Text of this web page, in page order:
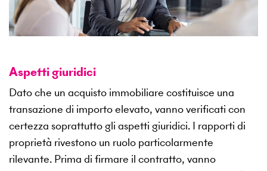
Aspetti giuridici
Dato che un acquisto immobiliare costituisce una
transazione di importo elevato, vanno verificati con
certezza soprattutto gli aspetti giuridici. I rapporti di
proprietà rivestono un ruolo particolarmente
rilevante. Prima di firmare il contratto, vanno